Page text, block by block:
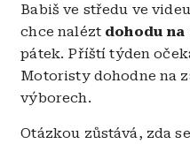
Babiš ve středu ve
chce nalézt dohodu
pátek. Příští týden
Motoristy dohodne na
výborech.
Otázkou zůstává, zda